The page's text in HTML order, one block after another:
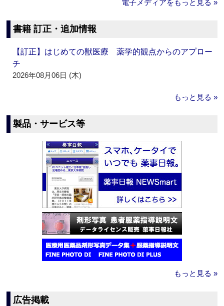
電子メディアをもっと見る »
書籍 訂正・追加情報
【訂正】はじめての獣医療 薬学的観点からのアプロー
チ
2026年08月06日 (木)
もっと見る »
製品・サービス等
もっと見る »
広告掲載